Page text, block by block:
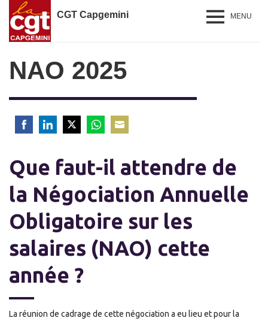
CGT Capgemini MENU
NAO 2025
FacebookLinkedInTwitterWhatsApp
Email
Que faut-il attendre de
la Négociation Annuelle
Obligatoire sur les
salaires (NAO) cette
année ?
La réunion de cadrage de cette négociation a eu lieu et pour la